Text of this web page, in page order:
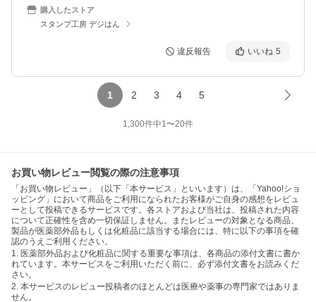
購入したストア
スタンプ工房 デジはん
違反報告 いいね 5
1 2 3 4 5
1,300件中1〜20件
お買い物レビュー閲覧の際の注意事項
「お買い物レビュー」（以下「本サービス」といいます）は、「Yahoo!ショ
ッピング」において商品をご利用になられたお客様がご自身の感想をレビュ
ーとして投稿できるサービスです。各ストアおよび当社は、投稿された内容
について正確性を含め一切保証しません。またレビューの対象となる商品、
製品が医薬部外品もしくは化粧品に該当する場合には、特に以下の事項を確
認のうえご利用ください。
1. 医薬部外品および化粧品に関する重要な事項は、各商品の添付文書に書か
れています。本サービスをご利用いただく前に、必ず添付文書をお読みくだ
さい。
2. 本サービスのレビュー投稿者のほとんどは医療や薬事の専門家ではありま
せん。